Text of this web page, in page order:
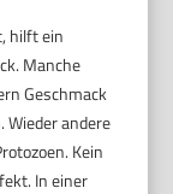
hilft ein
Manche
Geschmack
Wieder andere
Kein
In einer